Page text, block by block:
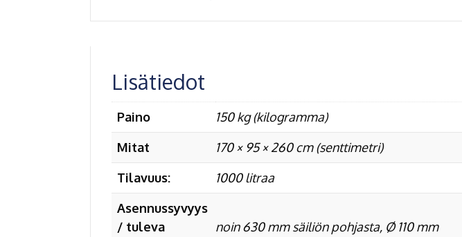
Lisätiedot
Paino
150 kg (kilogramma)
Mitat
170 × 95 × 260 cm (senttimetri)
Tilavuus:
1000 litraa
Asennussyvyys
/ tuleva
noin 630 mm säiliön pohjasta, Ø 110 mm